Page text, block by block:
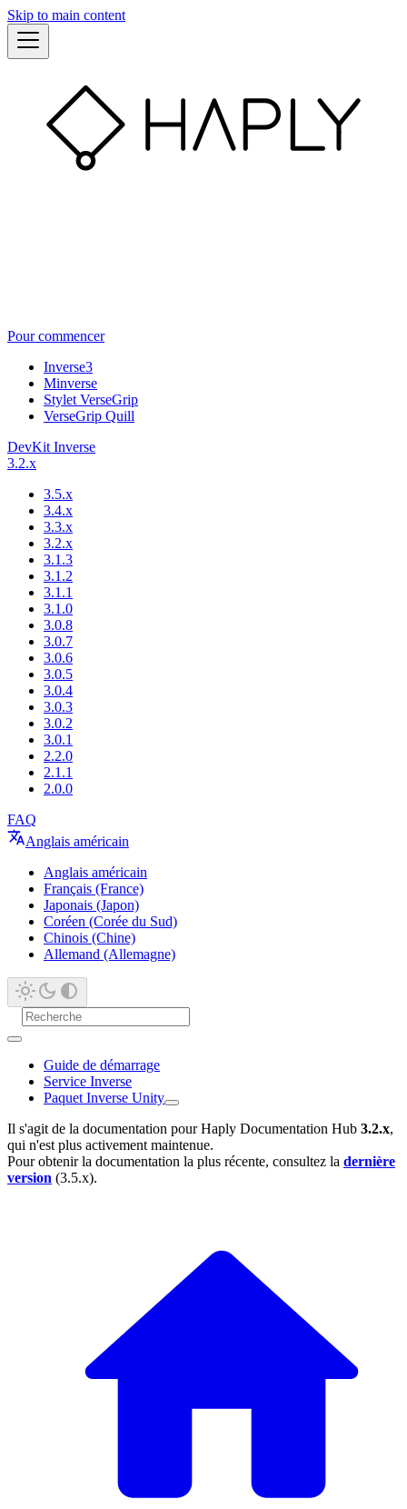
Skip to main content
Pour commencer
Inverse3
Minverse
Stylet VerseGrip
VerseGrip Quill
DevKit Inverse
3.2.x
3.5.x
3.4.x
3.3.x
3.2.x
3.1.3
3.1.2
3.1.1
3.1.0
3.0.8
3.0.7
3.0.6
3.0.5
3.0.4
3.0.3
3.0.2
3.0.1
2.2.0
2.1.1
2.0.0
FAQ
Anglais américain
Anglais américain
Français (France)
Japonais (Japon)
Coréen (Corée du Sud)
Chinois (Chine)
Allemand (Allemagne)
Guide de démarrage
Service Inverse
Paquet Inverse Unity
Il s'agit de la documentation pour Haply Documentation Hub 3.2.x,
qui n'est plus activement maintenue.
Pour obtenir la documentation la plus récente, consultez la dernière
version (3.5.x).